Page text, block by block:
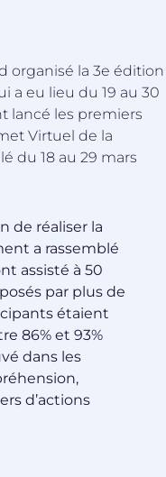
organisé la 3e édition
a eu lieu du 19 au 30
lancé les premiers
Virtuel de la
du 18 au 29 mars
de réaliser la
a rassemblé
assisté à 50
par plus de
étaient
86% et 93%
dans les
d’actions